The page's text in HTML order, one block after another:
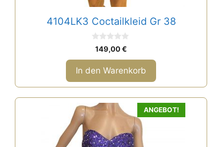
4104LK3 Coctailkleid Gr 38
0
o
n
5
149,00€
In den Warenkorb
ANGEBOT!